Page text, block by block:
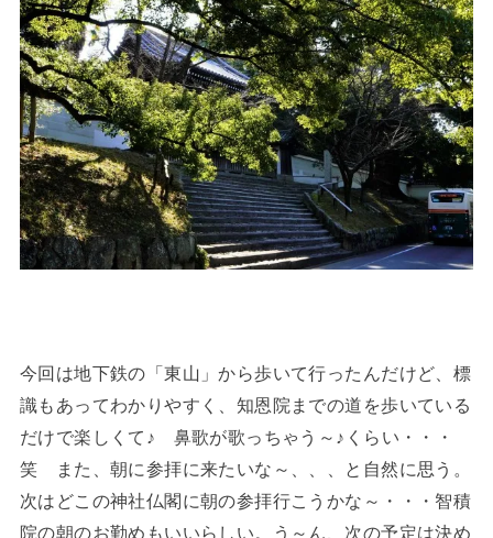
今回は地下鉄の「東山」から歩いて行ったんだけど、標
識もあってわかりやすく、知恩院までの道を歩いている
だけで楽しくて♪ 鼻歌が歌っちゃう～♪くらい・・・
笑 また、朝に参拝に来たいな～、、、と自然に思う。
次はどこの神社仏閣に朝の参拝行こうかな～・・・智積
院の朝のお勤めもいいらしい。う～ん、次の予定は決め